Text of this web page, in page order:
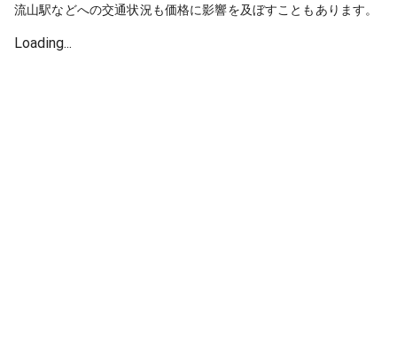
流山駅などへの交通状況も価格に影響を及ぼすこともあります。
Loading...